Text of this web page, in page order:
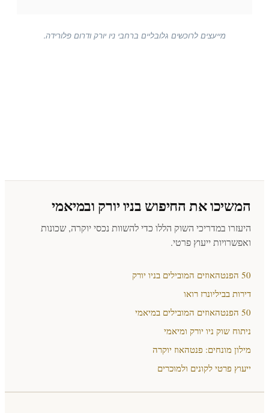
מייעצים לרוכשים גלובליים ברחבי ניו יורק ודרום פלורידה.
המשיכו את החיפוש בניו יורק ובמיאמי
היעזרו במדריכי השוק הללו כדי להשוות נכסי יוקרה, שכונות
ואפשרויות ייעוץ פרטי.
50 הפנטהאוזים המובילים בניו יורק
דירות בביליונרז רואו
50 הפנטהאוזים המובילים במיאמי
ניתוח שוק ניו יורק ומיאמי
מילון מונחים: פנטהאוז יוקרה
ייעוץ פרטי לקונים ולמוכרים